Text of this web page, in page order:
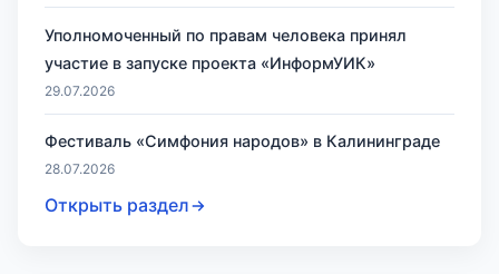
Уполномоченный по правам человека принял
участие в запуске проекта «ИнформУИК»
29.07.2026
Фестиваль «Симфония народов» в Калининграде
28.07.2026
Открыть раздел